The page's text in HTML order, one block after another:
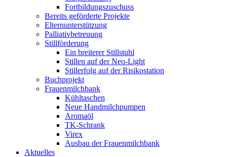
Fortbildungszuschuss
Bereits geförderte Projekte
Elternunterstützung
Palliativbetreuung
Stillförderung
Ein breiterer Stillstuhl
Stillen auf der Neo-Light
Stillerfolg auf der Risikostation
Buchprojekt
Frauenmilchbank
Kühltaschen
Neue Handmilchpumpen
Aromaöl
TK-Schrank
Virex
Ausbau der Frauenmilchbank
Aktuelles